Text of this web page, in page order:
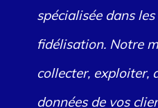
spécialisée dans
fidélisation. Notre
collecter, exploiter,
données de vos